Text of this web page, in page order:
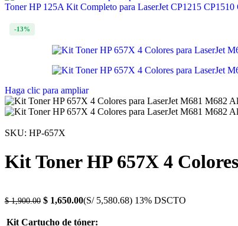
Toner HP 125A Kit Completo para LaserJet CP1215 CP1510
-13%
Haga clic para ampliar
SKU: HP-657X
Kit Toner HP 657X 4
$1,900.00 $ 1,650.00(S/ 5,580.68) 13% DSCTO
Kit Cartucho de tóner: